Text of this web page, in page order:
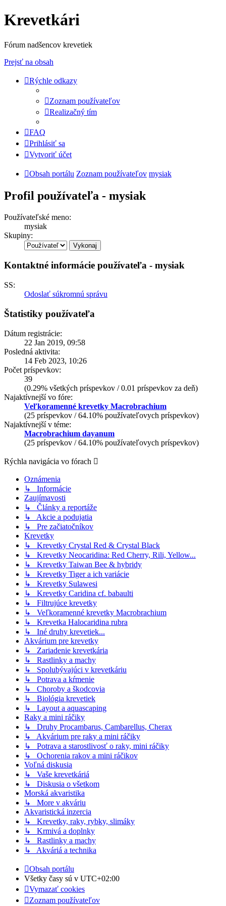
Krevetkári
Fórum nadšencov krevetiek
Prejsť na obsah
Rýchle odkazy
Zoznam používateľov
Realizačný tím
FAQ
Prihlásiť sa
Vytvoriť účet
Obsah portálu Zoznam používateľov mysiak
Profil používateľa - mysiak
Používateľské meno:
mysiak
Skupiny:
Kontaktné informácie používateľa - mysiak
SS:
Odoslať súkromnú správu
Štatistiky používateľa
Dátum registrácie:
22 Jan 2019, 09:58
Posledná aktivita:
14 Feb 2023, 10:26
Počet príspevkov:
39
(0.29% všetkých príspevkov / 0.01 príspevkov za deň)
Najaktívnejší vo fóre:
Veľkoramenné krevetky Macrobrachium
(25 príspevkov / 64.10% používateľovych príspevkov)
Najaktívnejší v téme:
Macrobrachium dayanum
(25 príspevkov / 64.10% používateľovych príspevkov)
Rýchla navigácia vo fórach
Oznámenia
↳ Informácie
Zaujímavosti
↳ Články a reportáže
↳ Akcie a podujatia
↳ Pre začiatočníkov
Krevetky
↳ Krevetky Crystal Red & Crystal Black
↳ Krevetky Neocaridina: Red Cherry, Rili, Yellow...
↳ Krevetky Taiwan Bee & hybridy
↳ Krevetky Tiger a ich variácie
↳ Krevetky Sulawesi
↳ Krevetky Caridina cf. babaulti
↳ Filtrujúce krevetky
↳ Veľkoramenné krevetky Macrobrachium
↳ Krevetka Halocaridina rubra
↳ Iné druhy krevetiek...
Akvárium pre krevetky
↳ Zariadenie krevetkária
↳ Rastlinky a machy
↳ Spolubývajúci v krevetkáriu
↳ Potrava a kŕmenie
↳ Choroby a škodcovia
↳ Biológia krevetiek
↳ Layout a aquascaping
Raky a mini ráčiky
↳ Druhy Procambarus, Cambarellus, Cherax
↳ Akvárium pre raky a mini ráčiky
↳ Potrava a starostlivosť o raky, mini ráčiky
↳ Ochorenia rakov a mini ráčikov
Voľná diskusia
↳ Vaše krevetkáriá
↳ Diskusia o všetkom
Morská akvaristika
↳ More v akváriu
Akvaristická inzercia
↳ Krevetky, raky, rybky, slimáky
↳ Krmivá a doplnky
↳ Rastlinky a machy
↳ Akváriá a technika
Obsah portálu
Všetky časy sú v UTC+02:00
Vymazať cookies
Zoznam používateľov